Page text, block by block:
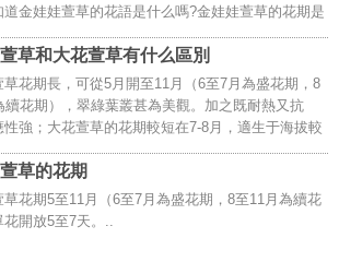
道金娃娃萱草的花語是什么嗎?金娃娃萱草的花期是
來看看。 金娃娃萱草的花語是什么？萱草花又叫
語為：愛的忘卻，隱藏起來的心情，放..
草和大花萱草有什么區別
草花期長，可從5月開至11月（6至7月為盛花期，8
續花期），翠綠葉叢甚為美觀。加之既耐熱又抗
性強；大花萱草的花期較短在7-8月，適生于海拔較
、濕地、草甸或草地上。 金娃娃萱草和大花萱草最
是在花期方面， 金娃娃萱草的花期要更持..
草的花期
草花期5至11月（6至7月為盛花期，8至11月為續花
花開放5至7天。..